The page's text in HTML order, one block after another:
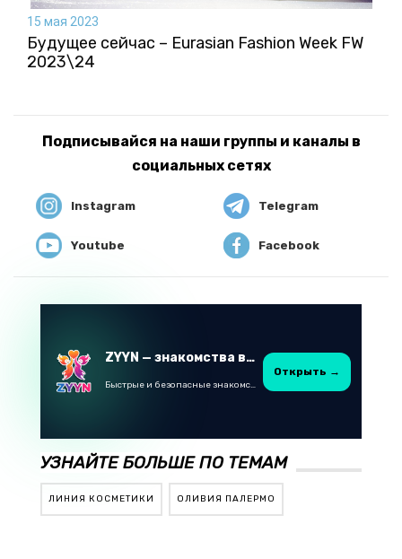
15 мая 2023
Будущее сейчас – Eurasian Fashion Week FW
2023\24
Подписывайся на наши группы и каналы в
социальных сетях
Instagram Telegram
Youtube Facebook
ZYYN — знакомства в Казахстане
Быстрые и безопасные знакомства в Telegram
Открыть →
УЗНАЙТЕ БОЛЬШЕ ПО ТЕМАМ
ЛИНИЯ КОСМЕТИКИ ОЛИВИЯ ПАЛЕРМО